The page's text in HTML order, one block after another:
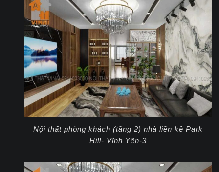
Nội thất phòng khách (tầng 2) nhà liền kề Park
Hill- Vĩnh Yên-3